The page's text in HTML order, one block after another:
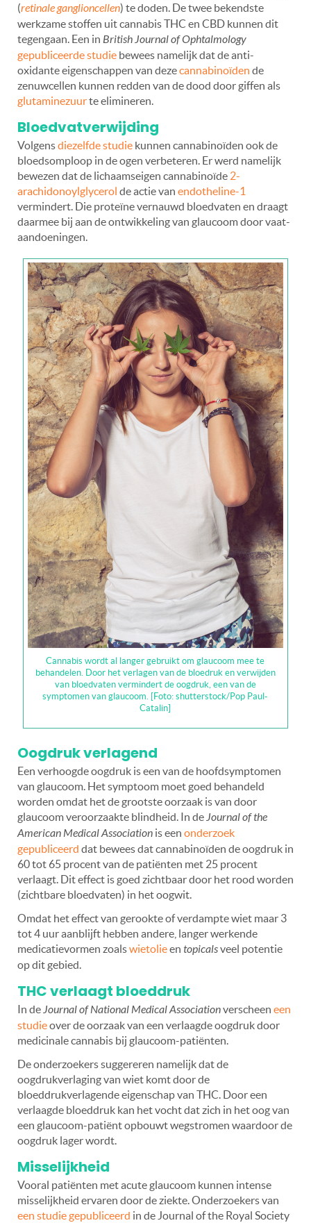
(retinale ganglioncellen) te doden. De twee bekendste
werkzame stoffen uit cannabis THC en CBD kunnen dit
tegengaan. Een in British Journal of Ophtalmology
gepubliceerde studie bewees namelijk dat de anti-
oxidante eigenschappen van dezecannabinoïden de
zenuwcellen kunnen redden van de dood door giffen als
glutaminezuurte elimineren.
Bloedvatverwijding
Volgensdiezelfde studie kunnen cannabinoïden ook de
bloedsomploop in de ogen verbeteren. Er werd namelijk
bewezen dat de lichaamseigen cannabinoïde 2-
arachidonoylglycerol de actie van endotheline-1
vermindert. Die proteïne vernauwd bloedvaten en draagt
daarmee bij aan de ontwikkeling van glaucoom door vaat-
aandoeningen.
Cannabis wordt al langer gebruikt om glaucoom mee te
behandelen. Door het verlagen van de bloedruk en verwijden
van bloedvaten vermindert de oogdruk, een van de
symptomen van glaucoom. [Foto: shutterstock/Pop Paul-
Catalin]
Oogdruk verlagend
Een verhoogde oogdruk is een van de hoofdsymptomen
van glaucoom. Het symptoom moet goed behandeld
worden omdat het de grootste oorzaak is van door
glaucoom veroorzaakte blindheid. In deJournal of the
American Medical Association is een onderzoek
gepubliceerd dat bewees dat cannabinoïden de oogdruk in
60 tot 65 procent van de patiënten met 25 procent
verlaagt. Dit effect is goed zichtbaar door het rood worden
(zichtbare bloedvaten) in het oogwit.
Omdat het effect van gerookte of verdampte wiet maar 3
tot 4 uur aanblijft hebben andere, langer werkende
medicatievormen zoalswietolieen topicalsveel potentie
op dit gebied.
THC verlaagt bloeddruk
In deJournal of National Medical Associationverscheen een
studieover de oorzaak van een verlaagde oogdruk door
medicinale cannabis bij glaucoom-patiënten.
De onderzoekers suggereren namelijk dat de
oogdrukverlaging van wiet komt door de
bloeddrukverlagende eigenschap van THC. Door een
verlaagde bloeddruk kan het vocht dat zich in het oog van
een glaucoom-patiënt opbouwt wegstromen waardoor de
oogdruk lager wordt.
Misselijkheid
Vooral patiënten met acute glaucoom kunnen intense
misselijkheid ervaren door de ziekte. Onderzoekers van
een studie gepubliceerd in de Journal of the Royal Society